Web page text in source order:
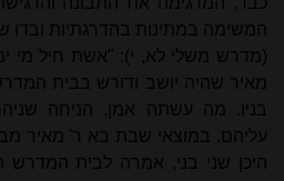
המשימה במתינות בהדרגתיות ובדו
(מדרש משלי לא, י): "אשת חיל מי
מאיר שהיה יושב ודורש בבית
בניו. מה עשתה אמן, הניחה
עליהם. במוצאי שבת בא ר' מאיר
היכן שני בני, אמרה לבית המדרש